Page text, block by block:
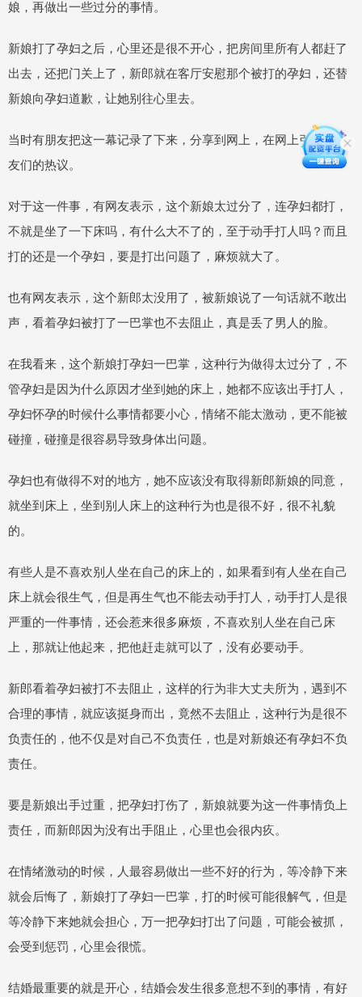
娘，再做出一些过分的事情。
新娘打了孕妇之后，心里还是很不开心，把房间里所有人都赶了
出去，还把门关上了，新郎就在客厅安慰那个被打的孕妇，还替
新娘向孕妇道歉，让她别往心里去。
当时有朋友把这一幕记录了下来，分享到网上，在网上引起了网
友们的热议。
对于这一件事，有网友表示，这个新娘太过分了，连孕妇都打，
不就是坐了一下床吗，有什么大不了的，至于动手打人吗？而且
打的还是一个孕妇，要是打出问题了，麻烦就大了。
也有网友表示，这个新郎太没用了，被新娘说了一句话就不敢出
声，看着孕妇被打了一巴掌也不去阻止，真是丢了男人的脸。
在我看来，这个新娘打孕妇一巴掌，这种行为做得太过分了，不
管孕妇是因为什么原因才坐到她的床上，她都不应该出手打人，
孕妇怀孕的时候什么事情都要小心，情绪不能太激动，更不能被
碰撞，碰撞是很容易导致身体出问题。
孕妇也有做得不对的地方，她不应该没有取得新郎新娘的同意，
就坐到床上，坐到别人床上的这种行为也是很不好，很不礼貌
的。
有些人是不喜欢别人坐在自己的床上的，如果看到有人坐在自己
床上就会很生气，但是再生气也不能去动手打人，动手打人是很
严重的一件事情，还会惹来很多麻烦，不喜欢别人坐在自己床
上，那就让他起来，把他赶走就可以了，没有必要动手。
新郎看着孕妇被打不去阻止，这样的行为非大丈夫所为，遇到不
合理的事情，就应该挺身而出，竟然不去阻止，这种行为是很不
负责任的，他不仅是对自己不负责任，也是对新娘还有孕妇不负
责任。
要是新娘出手过重，把孕妇打伤了，新娘就要为这一件事情负上
责任，而新郎因为没有出手阻止，心里也会很内疚。
在情绪激动的时候，人最容易做出一些不好的行为，等冷静下来
就会后悔了，新娘打了孕妇一巴掌，打的时候可能很解气，但是
等冷静下来她就会担心，万一把孕妇打出了问题，可能会被抓，
会受到惩罚，心里会很慌。
结婚最重要的就是开心，结婚会发生很多意想不到的事情，有好